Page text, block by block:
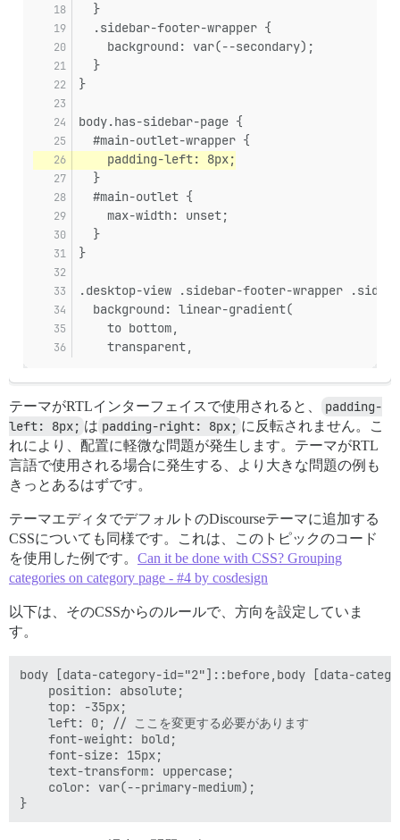
  }
  .sidebar-footer-wrapper {
    background: var(--secondary);
  }
}
body.has-sidebar-page {
  #main-outlet-wrapper {
    padding-left: 8px;
  }
  #main-outlet {
    max-width: unset;
  }
}
.desktop-view .sidebar-footer-wrapper
  background: linear-gradient(
    to bottom,
    transparent,
テーマがRTLインターフェイスで使用されると、
padding-
left: 8px; は padding-right: 8px; に反転されません。こ
れにより、配置に軽微な問題が発生します。テーマがRTL
言語で使用される場合に発生する、より大きな問題の例も
きっとあるはずです。
テーマエディタでデフォルトのDiscourseテーマに追加する
CSSについても同様です。これは、このトピックのコード
を使用した例です。 Can it be done with CSS? Grouping
categories on category page - #4 by cosdesign
以下は、そのCSSからのルールで、方向を設定していま
す。
body [data-category-id="2"]::before,body [data-
    position: absolute;
    top: -35px;
    left: 0; // ここを変更する必要があります
    font-weight: bold;
    font-size: 15px;
    text-transform: uppercase;
    color: var(--primary-medium);